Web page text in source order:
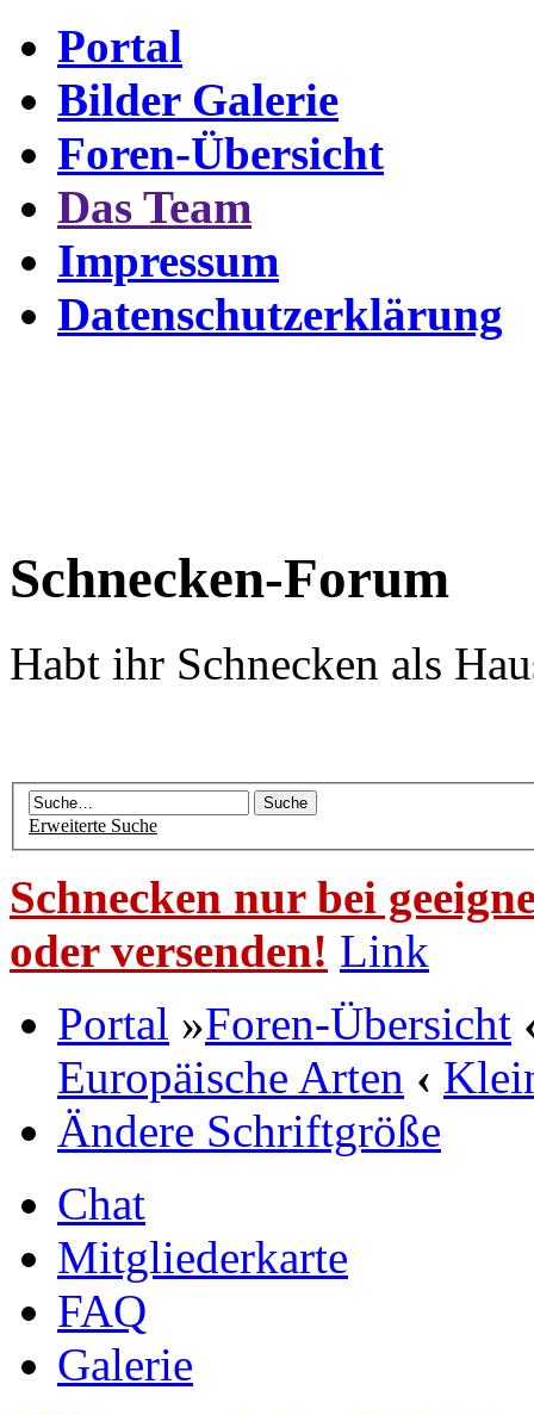
Portal
Bilder Galerie
Foren-Übersicht
Das Team
Impressum
Datenschutzerklärung
Schnecken-Forum
Habt ihr Schnecken als
Erweiterte Suche
Schnecken nur bei
oder versenden! Link
Portal »Foren-Übersicht
Europäische Arten ‹
Ändere Schriftgröße
Chat
Mitgliederkarte
FAQ
Galerie